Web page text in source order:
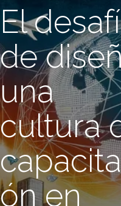
El
de
una
cultura
ón en